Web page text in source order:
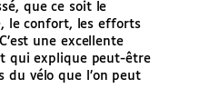
que ce soit le
le confort, les efforts
une excellente
qui explique peut-être
du vélo que l’on peut